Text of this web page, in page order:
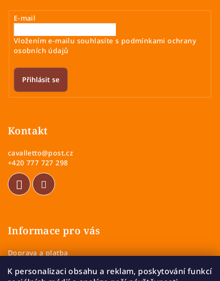
K personalizaci obsahu a reklam, poskytování funkcí
E-mail
Vložením e-mailu souhlasíte s podmínkami ochrany
osobních údajů
Přihlásit se
Kontakt
cavalletto@post.cz
+420 777 727 298
Informace pro vás
Doprava a platba
Zásady ochrany osobních údajů